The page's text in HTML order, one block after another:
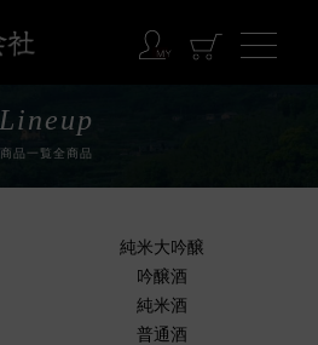
Lineup
商品一覧全商品
純米大吟醸
吟醸酒
純米酒
普通酒